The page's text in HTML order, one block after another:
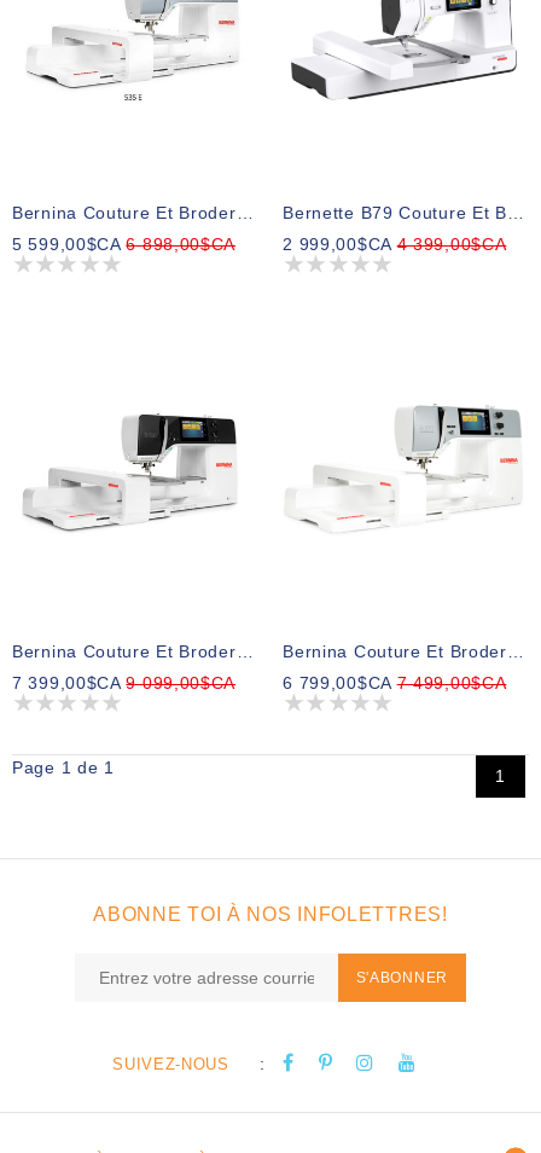
Bernina Couture Et Broderie 535E Sans BSR
5 599,00$CA6 898,00$CA
Bernette B79 Couture Et Broderie
2 999,00$CA4 399,00$CA
7 399,00$CA9 099,00$CA
6 799,00$CA7 499,00$CA
Page 1 de 1 1
ABONNE TOI À NOS INFOLETTRES!
S'ABONNER
SUIVEZ-NOUS :